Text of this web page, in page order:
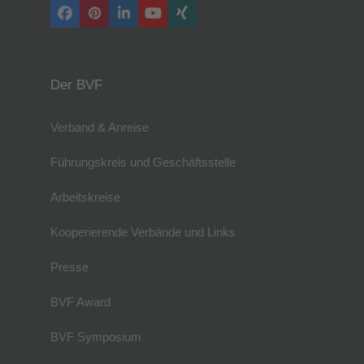
Facebook
PinterestLinkedInYouTube
Xing
Der BVF
Verband & Anreise
Führungskreis und Geschäftsstelle
Arbeitskreise
Kooperierende Verbände und Links
Presse
BVF Award
BVF Symposium